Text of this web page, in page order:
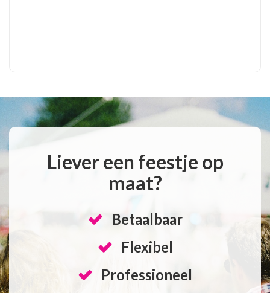
Liever een feestje op
maat?
Betaalbaar
Flexibel
Professioneel